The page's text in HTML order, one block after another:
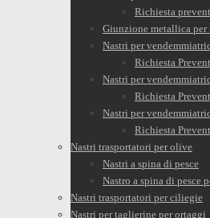
Richiesta
Giunzione metallica per
Nastri per
Richiesta
Nastri per
Richiesta
Nastri per
Richiesta
Nastri trasportatori per olive
Nastri a spina di pesce
Nastro a spina di pesce
Nastri trasportatori per ciliegie
Nastri per taglierine per ortaggi